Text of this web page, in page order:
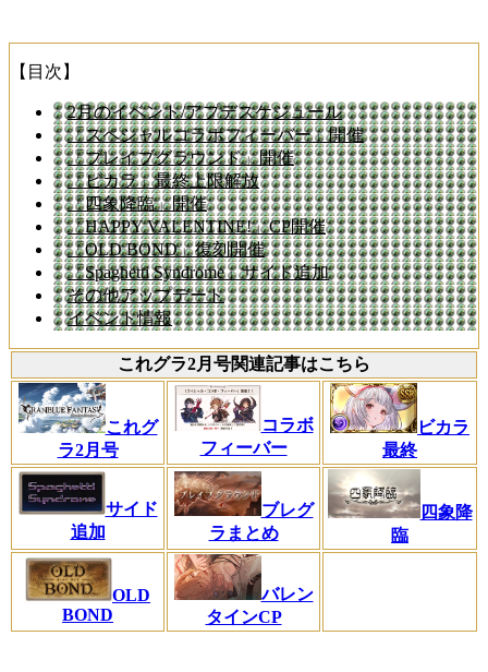
【目次】
2月のイベント/アプデスケジュール
「スペシャルコラボフィーバー」開催
「ブレイブグラウンド」開催
「ビカラ」最終上限解放
「四象降臨」開催
「HAPPY VALENTINE!」CP開催
「OLD BOND」復刻開催
「Spaghetti Syndrome」サイド追加
その他アップデート
イベント情報
これグラ2月号関連記事はこちら
これグ
ラ2月号
コラボ
フィーバー
ビカラ
最終
サイド
追加
ブレグ
ラまとめ
四象降
臨
OLD
BOND
バレン
タインCP